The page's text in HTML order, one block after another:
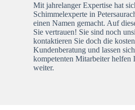
Mit jahrelanger Expertise hat
Schimmelexperte in
einen Namen gemacht. Auf
Sie vertrauen! Sie sind noch
kontaktieren Sie doch die
Kundenberatung und lassen
kompetenten Mitarbeiter helfen
weiter.